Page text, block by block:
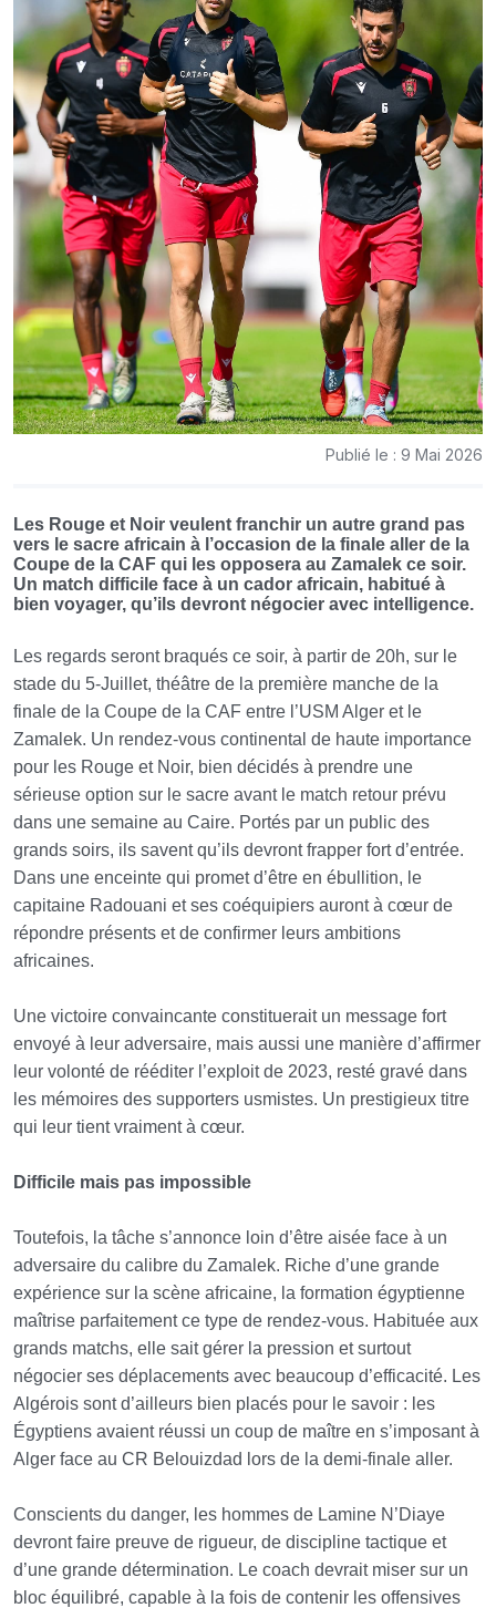
Publié le : 9 Mai 2026
Les Rouge et Noir veulent franchir un autre grand pas
vers le sacre africain à l’occasion de la finale aller de la
Coupe de la CAF qui les opposera au Zamalek ce soir.
Un match difficile face à un cador africain, habitué à
bien voyager, qu’ils devront négocier avec intelligence.
Les regards seront braqués ce soir, à partir de 20h, sur le
stade du 5-Juillet, théâtre de la première manche de la
finale de la Coupe de la CAF entre l’USM Alger et le
Zamalek. Un rendez-vous continental de haute importance
pour les Rouge et Noir, bien décidés à prendre une
sérieuse option sur le sacre avant le match retour prévu
dans une semaine au Caire. Portés par un public des
grands soirs, ils savent qu’ils devront frapper fort d’entrée.
Dans une enceinte qui promet d’être en ébullition, le
capitaine Radouani et ses coéquipiers auront à cœur de
répondre présents et de confirmer leurs ambitions
africaines.
Une victoire convaincante constituerait un message fort
envoyé à leur adversaire, mais aussi une manière d’affirmer
leur volonté de rééditer l’exploit de 2023, resté gravé dans
les mémoires des supporters usmistes. Un prestigieux titre
qui leur tient vraiment à cœur.
Difficile mais pas impossible
Toutefois, la tâche s’annonce loin d’être aisée face à un
adversaire du calibre du Zamalek. Riche d’une grande
expérience sur la scène africaine, la formation égyptienne
maîtrise parfaitement ce type de rendez-vous. Habituée aux
grands matchs, elle sait gérer la pression et surtout
négocier ses déplacements avec beaucoup d’efficacité. Les
Algérois sont d’ailleurs bien placés pour le savoir : les
Égyptiens avaient réussi un coup de maître en s’imposant à
Alger face au CR Belouizdad lors de la demi-finale aller.
Conscients du danger, les hommes de Lamine N’Diaye
devront faire preuve de rigueur, de discipline tactique et
d’une grande détermination. Le coach devrait miser sur un
bloc équilibré, capable à la fois de contenir les offensives